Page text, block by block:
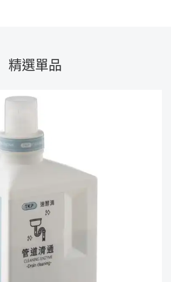
精選單品